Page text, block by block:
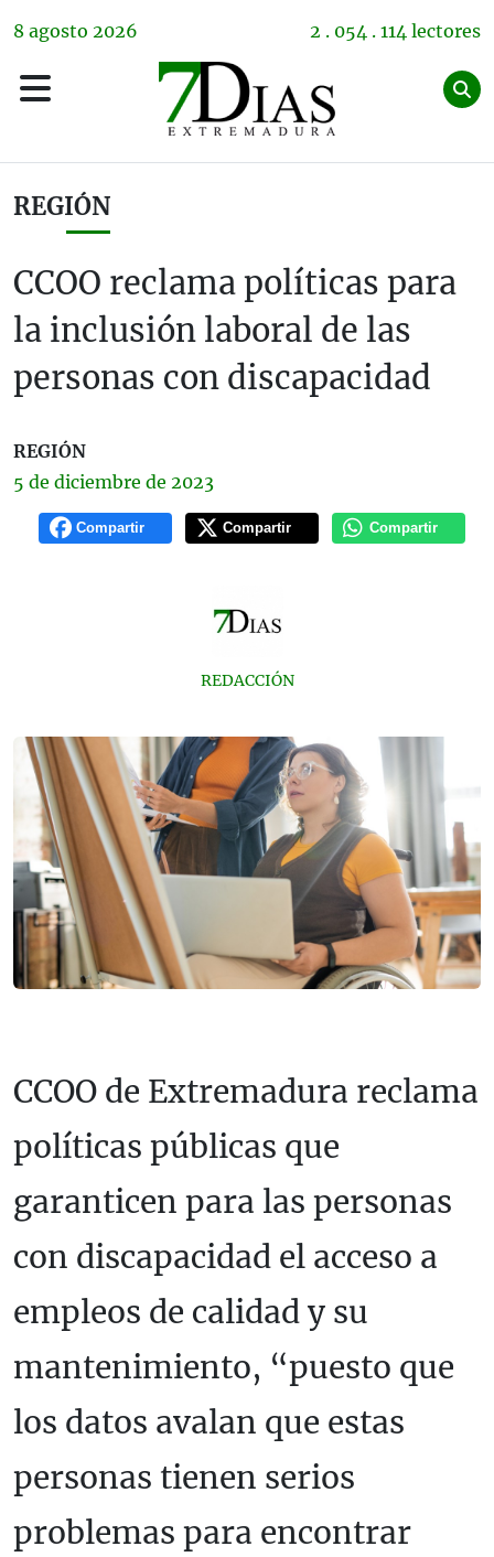
8 agosto 2026 2 . 054 . 114 lectores
REGIÓN
CCOO reclama políticas para
la inclusión laboral de las
personas con discapacidad
REGIÓN
5 de diciembre de 2023
Compartir Compartir Compartir
REDACCIÓN
CCOO de Extremadura reclama
políticas públicas que
garanticen para las personas
con discapacidad el acceso a
empleos de calidad y su
mantenimiento, “puesto que
los datos avalan que estas
personas tienen serios
problemas para encontrar